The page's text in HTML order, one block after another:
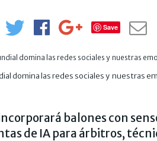
Save
domina las redes sociales y nuestras
balones con
de IA para árbitros,